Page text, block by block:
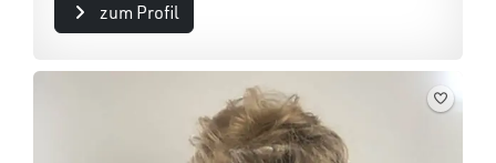
zum Profil